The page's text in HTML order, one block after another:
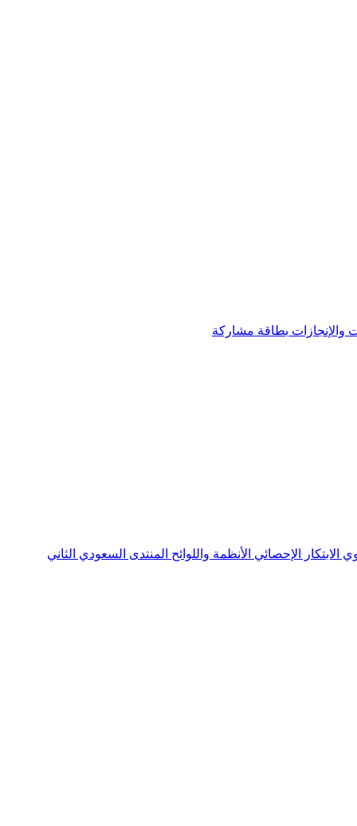
والإنجازات بطاقة مشاركة
الابتكار الإحصائي الأنظمة واللوائح المنتدى السعودي الثاني